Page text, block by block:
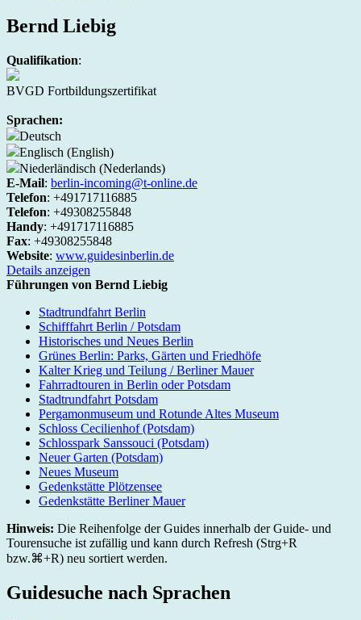
Bernd Liebig
Qualifikation:
BVGD Fortbildungszertifikat
Sprachen:
Deutsch
Englisch (English)
Niederländisch (Nederlands)
E-Mail: berlin-incoming@t-online.de
Telefon: +491717116885
Telefon: +49308255848
Handy: +491717116885
Fax: +49308255848
Website: www.guidesinberlin.de
Details anzeigen
Führungen von Bernd Liebig
Stadtrundfahrt Berlin
Schifffahrt Berlin / Potsdam
Historisches und Neues Berlin
Grünes Berlin: Parks, Gärten und Friedhöfe
Kalter Krieg und Teilung / Berliner Mauer
Fahrradtouren in Berlin oder Potsdam
Stadtrundfahrt Potsdam
Pergamonmuseum und Rotunde Altes Museum
Schloss Cecilienhof (Potsdam)
Schlosspark Sanssouci (Potsdam)
Neuer Garten (Potsdam)
Neues Museum
Gedenkstätte Plötzensee
Gedenkstätte Berliner Mauer
Hinweis: Die Reihenfolge der Guides innerhalb der Guide- und
Tourensuche ist zufällig und kann durch Refresh (Strg+R
bzw.⌘+R) neu sortiert werden.
Guidesuche nach Sprachen